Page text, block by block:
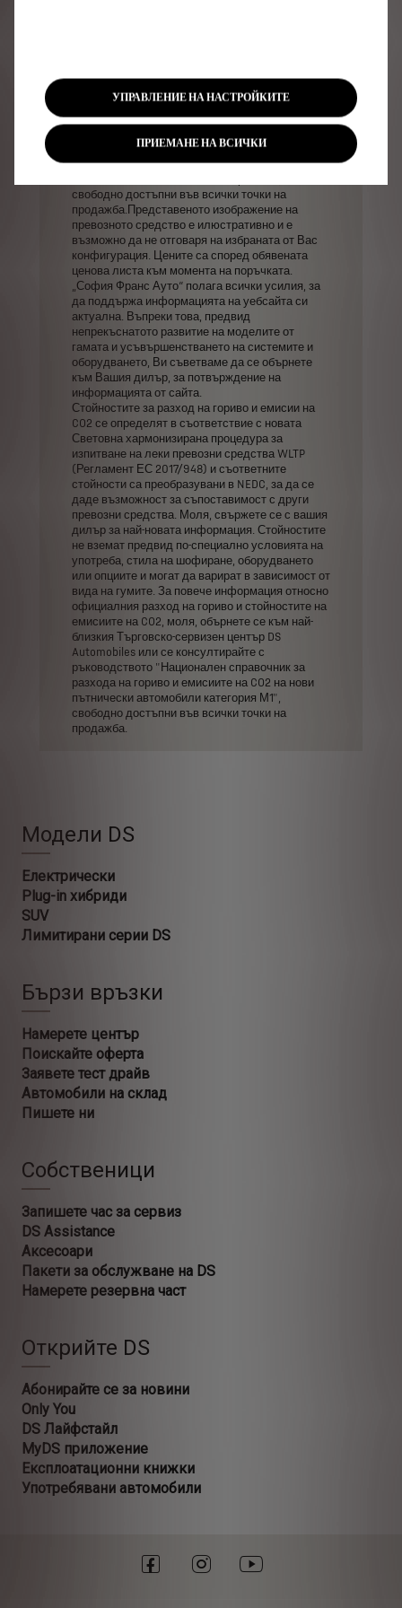
стойностите
емисиите на CO2, моля, обърнете се към
близкия Търговско-сервизен център DS
ръководството "Национален справочник
разхода на гориво и емисиите на CO2 на нови
свободно достъпни във всички точки на
продажба.Представеното изображение на
превозното средство е илюстративно и е
възможно да не отговаря на избраната от Вас
конфигурация. Цените са според обявената
ценова листа към момента на поръчката.
„София Франс Ауто“ полага всички усилия, за
да поддържа информацията на уебсайта си
актуална. Въпреки това, предвид
непрекъснатото развитие на моделите от
гамата и усъвършенстването на системите и
оборудването, Ви съветваме да се обърнете
към Вашия дилър, за потвърждение на
информацията от сайта.
Стойностите за разход на гориво и емисии на
CO2 се определят в съответствие с новата
Световна хармонизирана процедура за
изпитване на леки превозни средства WLTP
(Регламент ЕС 2017/948) и съответните
стойности са преобразувани в NEDC, за да се
даде възможност за съпоставимост с други
превозни средства. Моля, свържете се с вашия
дилър за най-новата информация. Стойностите
не вземат предвид по-специално условията на
употреба, стила на шофиране, оборудването
или опциите и могат да варират в зависимост от
вида на гумите. За повече информация относно
официалния разход на гориво и стойностите на
емисиите на CO2, моля, обърнете се към най-
близкия
Търговско-сервизен център DS
Automobiles или се консултирайте с
ръководството "Национален справочник за
разхода на гориво и емисиите на CO2 на нови
пътнически автомобили категория М1",
свободно достъпни във всички точки на
продажба.
Модели DS
Електрически
Plug-in хибриди
SUV
Лимитирани серии DS
Бързи връзки
Намерете център
Поискайте оферта
Заявете тест драйв
Автомобили на склад
Пишете ни
Собственици
Запишете час за сервиз
DS Assistance
Аксесоари
Пакети за обслужване на DS
Намерете резервна част
Открийте DS
Абонирайте се за новини
Only You
DS Лайфстайл
MyDS приложение
Експлоатационни книжки
Употребявани автомобили
УПРАВЛЕНИЕ НА НАСТРОЙКИТЕ
ПРИЕМАНЕ НА ВСИЧКИ